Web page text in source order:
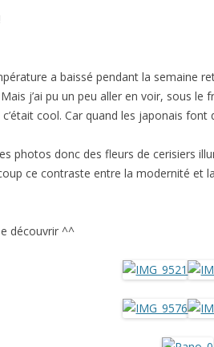
a baissé pendant la semaine
j’ai pu un peu aller en voir, sous le
cool. Car quand les japonais
photos donc des fleurs de cerisiers
ce contraste entre la modernité et
découvrir ^^